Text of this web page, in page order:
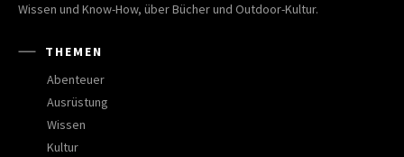
Wissen und Know-How, über Bücher und Outdoor-Kultur.
THEMEN
Abenteuer
Ausrüstung
Wissen
Kultur